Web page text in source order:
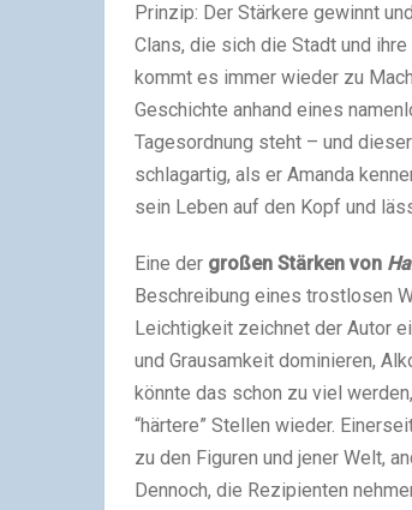
Prinzip: Der Stärkere gewinnt
Clans, die sich die Stadt und
kommt es immer wieder zu
Geschichte anhand eines
Tagesordnung steht – und
schlagartig, als er Amanda
sein Leben auf den Kopf und
Eine der großen Stärken von
Beschreibung eines trostlosen
Leichtigkeit zeichnet der Autor
und Grausamkeit dominieren,
könnte das schon zu viel
“härtere” Stellen wieder.
zu den Figuren und jener Welt,
Dennoch, die Rezipienten